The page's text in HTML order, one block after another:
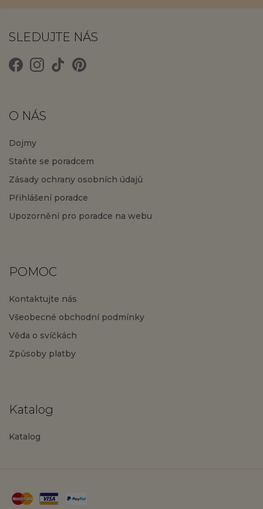
SLEDUJTE NÁS
O NÁS
Dojmy
Staňte se poradcem
Zásady ochrany osobních údajů
Přihlášení poradce
Upozornění pro poradce na webu
POMOC
Kontaktujte nás
Všeobecné obchodní podmínky
Věda o svíčkách
Způsoby platby
Katalog
Katalog